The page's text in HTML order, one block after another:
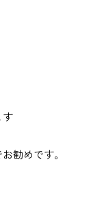
す
勧めです。